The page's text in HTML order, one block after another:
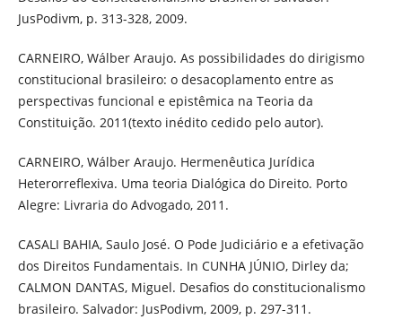
JusPodivm, p. 313-328, 2009.
CARNEIRO, Wálber Araujo. As possibilidades do dirigismo
constitucional brasileiro: o desacoplamento entre as
perspectivas funcional e epistêmica na Teoria da
Constituição. 2011(texto inédito cedido pelo autor).
CARNEIRO, Wálber Araujo. Hermenêutica Jurídica
Heterorreflexiva. Uma teoria Dialógica do Direito. Porto
Alegre: Livraria do Advogado, 2011.
CASALI BAHIA, Saulo José. O Pode Judiciário e a efetivação
dos Direitos Fundamentais. In CUNHA JÚNIO, Dirley da;
CALMON DANTAS, Miguel. Desafios do constitucionalismo
brasileiro. Salvador: JusPodivm, 2009, p. 297-311.